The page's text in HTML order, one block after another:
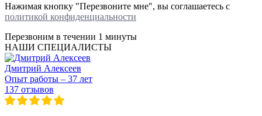
Нажимая кнопку "Перезвоните мне", вы соглашаетесь с
политикой конфиденциальности
Перезвоним в течении 1 минуты
НАШИ СПЕЦИАЛИСТЫ
Дмитрий Алексеев
Опыт работы – 37 лет
137 отзывов